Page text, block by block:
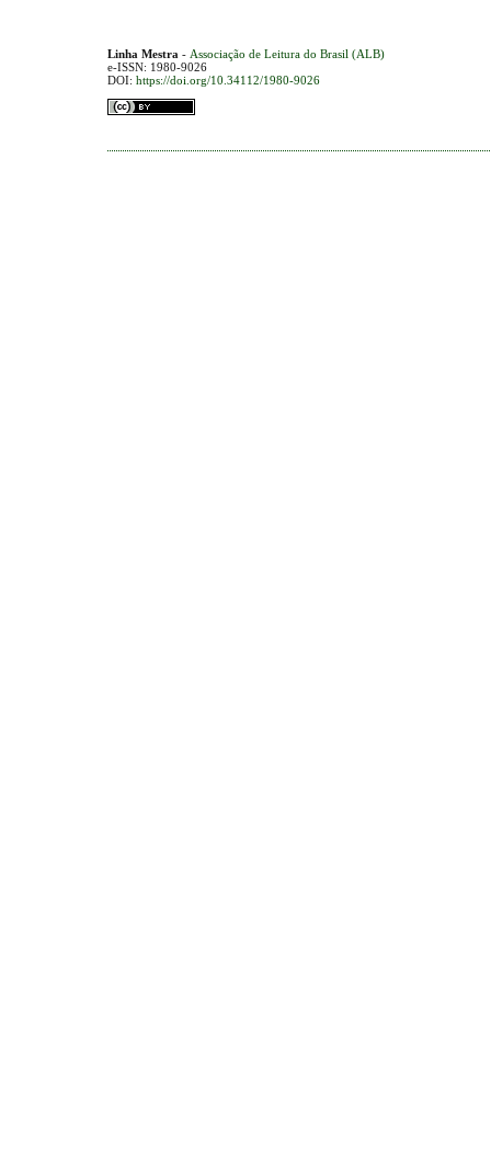
Linha Mestra - Associação de Leitura do Brasil (ALB)
e-ISSN: 1980-9026
DOI: https://doi.org/10.34112/1980-9026